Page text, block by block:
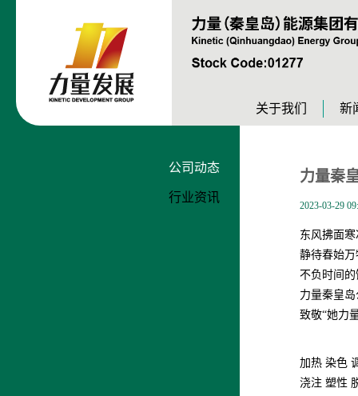
关于我们 新
公司动态
行业资讯
力量秦
2023-03-29
东风拂面寒
静待春始万
不负时间的
力量秦皇
致敬“她力
加热 染色
浇注 塑性